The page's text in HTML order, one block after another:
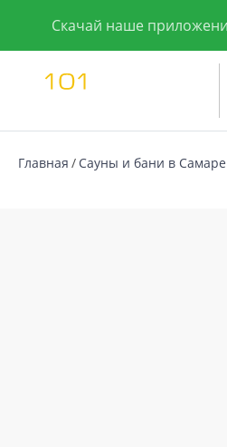
Скачай наше
Главная Сауны и бани в Самаре